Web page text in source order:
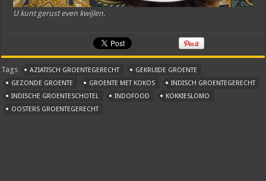
U kunt gerust even kwijlen.
Tags AZIATISCH GROENTEGERECHT
GEKRUIDE GROENTE
GEZONDE GROENTE
GROENTE MET KOKOS
INDISCH GROENTEGERECHT
INDISCHE GROENTESCHOTEL
INDOFOOD
KOKKIESLOMO
OOSTERS GROENTEGERECHT